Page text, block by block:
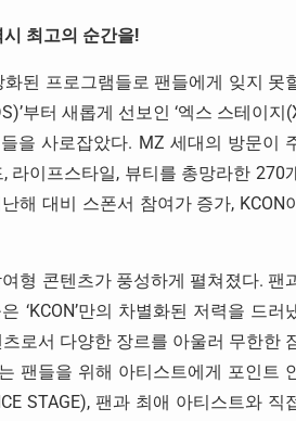
최고의 순간을!
화된 프로그램들로 팬들에게 잊지 못
부터 새롭게 선보인 ‘엑스 스테이지
들을 사로잡았다. MZ 세대의 방문이
라이프스타일, 뷰티를 총망라한 270
해 대비 스폰서 참여가 증가, KCON
형 콘텐츠가 풍성하게 펼쳐졌다. 팬
‘KCON’만의 차별화된 저력을 드러
로서 다양한 장르를 아울러 무한한
팬들을 위해 아티스트에게 포인트
STAGE), 팬과 최애 아티스트와 직